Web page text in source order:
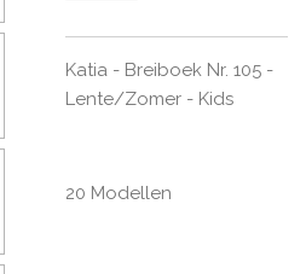
Katia - Breiboek Nr. 105 -
Lente/Zomer - Kids
20 Modellen